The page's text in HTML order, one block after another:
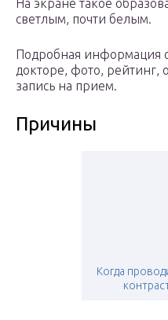
На экране такое
светлым, почти белым.
Подробная информация
докторе, фото, рейтинг,
запись на прием.
Причины
Когда